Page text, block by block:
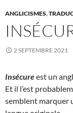
ANGLICISMES,
2 SEPTEMBRE 2021
Insécureest un
Et il l’est
semblent marquer